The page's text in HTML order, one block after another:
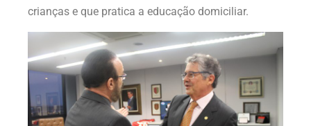
crianças e que pratica a educação domiciliar.